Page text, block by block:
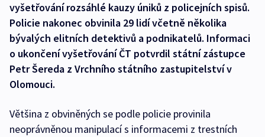
vyšetřování rozsáhlé kauzy úniků z policejních spisů.
Policie nakonec obvinila 29 lidí včetně několika
bývalých elitních detektivů a podnikatelů. Informaci
o ukončení vyšetřování ČT potvrdil státní zástupce
Petr Šereda z Vrchního státního zastupitelství v
Olomouci.
Většina z obviněných se podle policie provinila
neoprávněnou manipulací s informacemi z trestních